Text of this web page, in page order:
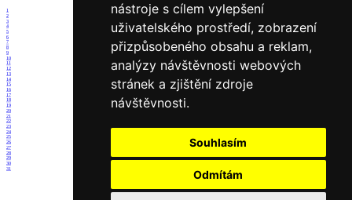
nástroje s cílem vylepšení
uživatelského prostředí, zobrazení
přizpůsobeného obsahu a reklam,
analýzy návštěvnosti webových
stránek a zjištění zdroje
návštěvnosti.
Souhlasím
Odmítám
1
2
3
4
5
6
7
8
9
10
11
12
13
14
15
16
17
18
19
20
21
22
23
24
25
26
27
28
29
30
31